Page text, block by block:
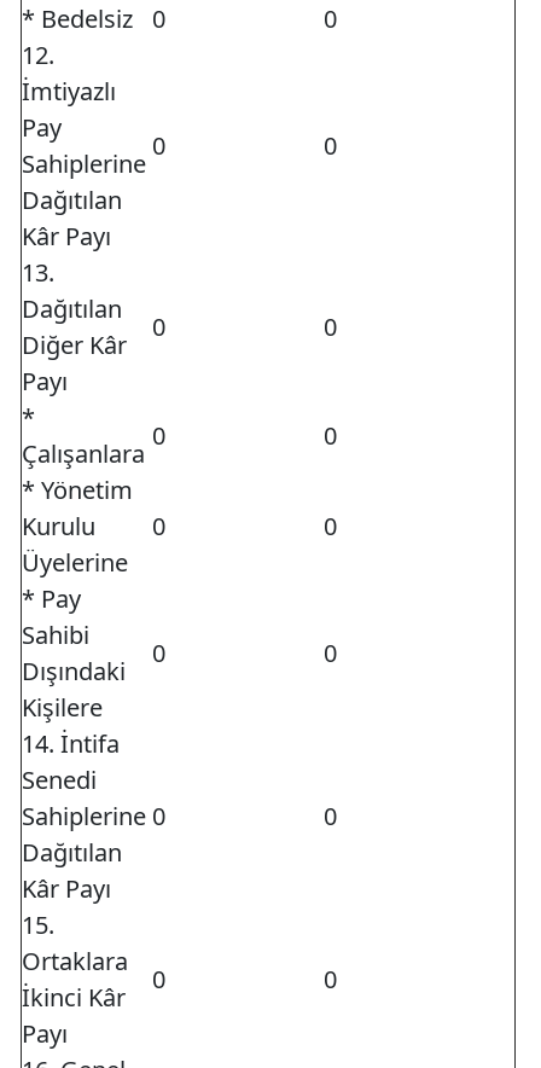
* Bedelsiz
0
0
12.
İmtiyazlı
Pay
Sahiplerine
Dağıtılan
Kâr Payı
0 0
13.
Dağıtılan
Diğer Kâr
Payı
0 0
*
Çalışanlara
0
0
* Yönetim
Kurulu
Üyelerine
0 0
* Pay
Sahibi
Dışındaki
Kişilere
0 0
14. İntifa
Senedi
Sahiplerine
Dağıtılan
Kâr Payı
0 0
15.
Ortaklara
İkinci Kâr
Payı
0 0